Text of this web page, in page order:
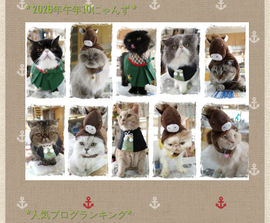
* 2026年午年10にゃんず *
*人気ブログランキング*